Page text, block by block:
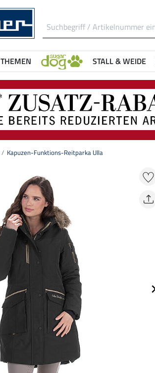
THEMEN STALL & WEIDE
Kapuzen-Funktions-Reitparka Ulla